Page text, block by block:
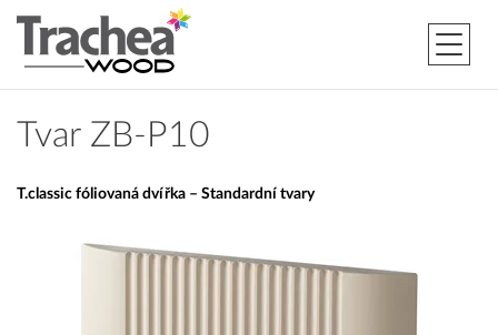
Tvar ZB-P10
T.classic fóliovaná dvířka – Standardní tvary